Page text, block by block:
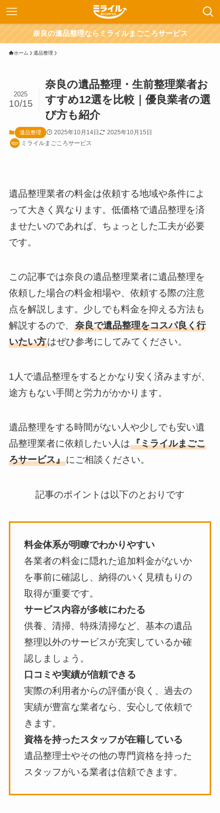
奈良の遺品整理ならミライルまごころサービス
ホーム 遺品整理
奈良の遺品整理・生前整理業者お
すすめ12選を比較｜優良業者の選
び方も紹介
2025
10/15
遺品整理 2025年10月14日
2025年10月15日
ミライルまごころサービス
遺品整理業者の料金は依頼する地域や条件によ
って大きく異なります。低価格で遺品整理を済
ませたいのであれば、ちょっとした工夫が必要
です。
この記事では奈良の遺品整理業者に遺品整理を
依頼した場合の料金相場や、依頼する際の注意
点を解説します。少しでも料金を抑える方法も
解説するので、 奈良で遺品整理をコスパ良く行
いたい方はぜひ参考にしてみてください。
1人で遺品整理をするとかなり安く済みますが、
途方もない手間と労力がかかります。
遺品整理をする時間がない人や少しでも安い遺
品整理業者に依頼したい人は『ミライルまごこ
ろサービス』にご相談ください。
記事のポイントは以下のとおりです
料金体系が明瞭でわかりやすい
各業者の料金に隠れた追加料金がないか
を事前に確認し、納得のいく見積もりの
取得が重要です。
サービス内容が多岐にわたる
供養、清掃、特殊清掃など、基本の遺品
整理以外のサービスが充実しているか確
認しましょう。
口コミや実績が信頼できる
実際の利用者からの評価が良く、過去の
実績が豊富な業者なら、安心して依頼で
きます。
資格を持ったスタッフが在籍している
遺品整理士やその他の専門資格を持った
スタッフがいる業者は信頼できます。